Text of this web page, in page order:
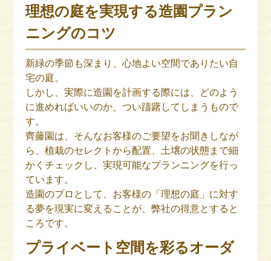
理想の庭を実現する造園プラン
ニングのコツ
新緑の季節も深まり、心地よい空間でありたい自
宅の庭。
しかし、実際に造園を計画する際には、どのよう
に進めればいいのか、つい躊躇してしまうもので
す。
齊藤園は、そんなお客様のご要望をお聞きしなが
ら、植栽のセレクトから配置、土壌の状態まで細
かくチェックし、実現可能なプランニングを行っ
ています。
造園のプロとして、お客様の「理想の庭」に対す
る夢を現実に変えることが、弊社の得意とすると
ころです。
プライベート空間を彩るオーダ